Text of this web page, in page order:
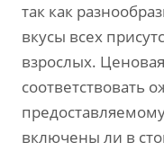
так как
вкусы всех
взрослых.
соответствовать
включены ли в